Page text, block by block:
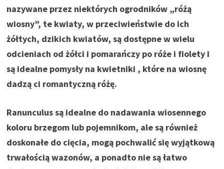
nazywane przez niektórych ogrodników „różą
wiosny”, te kwiaty, w przeciwieństwie do ich
żółtych, dzikich kwiatów, są dostępne w wielu
odcieniach od żółci i pomarańczy po róże i fiolety i
są idealne pomysły na kwietniki , które na wiosnę
dadzą ci romantyczną różę.
Ranunculus są idealne do nadawania wiosennego
koloru brzegom lub pojemnikom, ale są również
doskonałe do cięcia, mogą pochwalić się wyjątkową
trwałością wazonów, a ponadto nie są łatwo